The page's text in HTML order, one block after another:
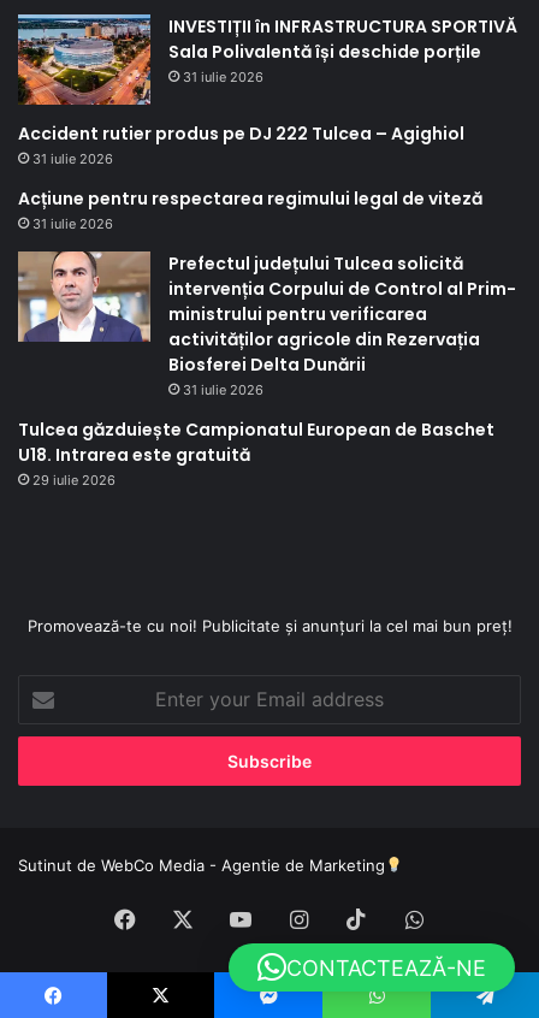
INVESTIȚII în INFRASTRUCTURA SPORTIVĂ
Sala Polivalentă își deschide porțile
31 iulie 2026
Accident rutier produs pe DJ 222 Tulcea – Agighiol
31 iulie 2026
Acțiune pentru respectarea regimului legal de viteză
31 iulie 2026
Prefectul județului Tulcea solicită
intervenția Corpului de Control al Prim-
ministrului pentru verificarea
activităților agricole din Rezervația
Biosferei Delta Dunării
31 iulie 2026
Tulcea găzduiește Campionatul European de Baschet
U18. Intrarea este gratuită
29 iulie 2026
Promovează-te cu noi! Publicitate și anunțuri la cel mai bun preț!
your
Email
Sutinut de WebCo Media - Agentie de Marketing
Facebook YouTubeInstagram
TikTokWhatsApp
CONTACTEAZĂ-NE